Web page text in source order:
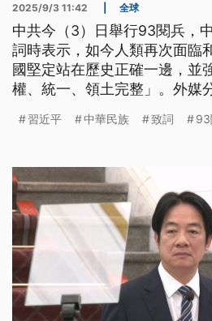
2025/9/3 11:42 全球
中共今（3）日舉行93閱兵，
詞時表示，如今人類再次面臨
國堅定站在歷史正確一邊，並
權、統一、領土完整」。外媒
外，習近平也與蒲亭、金正恩
習近平 中華民族 致詞 93